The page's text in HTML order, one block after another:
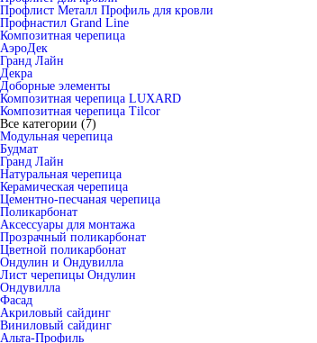
Профлист Металл Профиль для кровли
Профнастил Grand Line
Композитная черепица
АэроДек
Гранд Лайн
Декра
Доборные элементы
Композитная черепица LUXARD
Композитная черепица Tilcor
Все категории (7)
Модульная черепица
Будмат
Гранд Лайн
Натуральная черепица
Керамическая черепица
Цементно-песчаная черепица
Поликарбонат
Аксессуары для монтажа
Прозрачный поликарбонат
Цветной поликарбонат
Ондулин и Ондувилла
Лист черепицы Ондулин
Ондувилла
Фасад
Акриловый сайдинг
Виниловый сайдинг
Альта-Профиль